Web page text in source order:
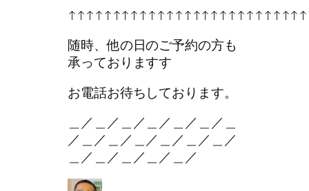
随時、他の日のご予約の方も
承っておりますす
お電話お待ちしております。
＿／＿／＿／＿／＿／＿／＿
／＿／＿／＿／＿／＿／＿／
＿／＿／＿／＿／＿／